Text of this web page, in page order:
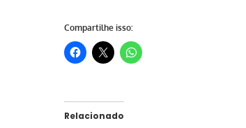
Compartilhe isso:
Relacionado